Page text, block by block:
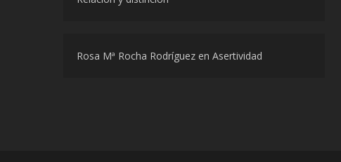
Rosa Mª Rocha Rodríguez en Asertividad